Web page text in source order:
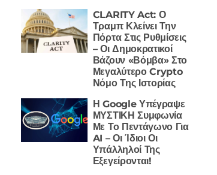
CLARITY Act: Ο
Τραμπ Κλείνει Την
Πόρτα Στις Ρυθμίσεις
– Οι Δημοκρατικοί
Βάζουν «Βόμβα» Στο
Μεγαλύτερο Crypto
Νόμο Της Ιστορίας
Η Google Υπέγραψε
ΜΥΣΤΙΚΗ Συμφωνία
Με Το Πεντάγωνο Για
AI – Οι Ίδιοι Οι
Υπάλληλοί Της
Εξεγείρονται!